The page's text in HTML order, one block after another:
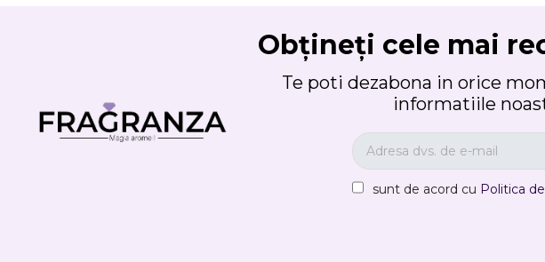
Obțineți cele mai
Te poti dezabona in orice
informatiile
sunt de acord cu Politica